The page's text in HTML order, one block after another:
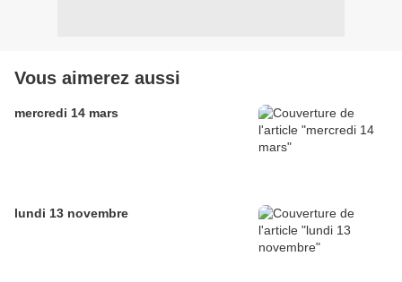
Vous aimerez aussi
mercredi 14 mars
lundi 13 novembre